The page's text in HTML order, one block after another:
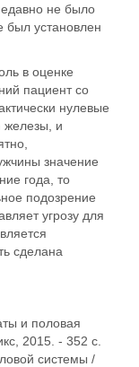
не было
установлен
в оценке
пациент со
нулевые
железы, и
значение
года, то
подозрение
угрозу для
сделана
и половая
2015. - 352 c.
системы /